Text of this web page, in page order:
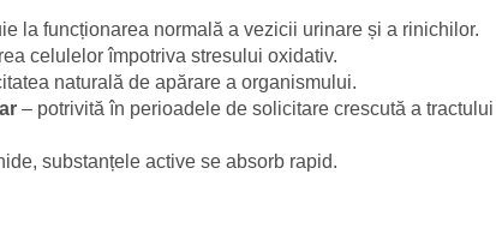
la funcționarea normală a vezicii urinare și a rinichilor.
celulelor împotriva stresului oxidativ.
naturală de apărare a organismului.
– potrivită în perioadele de solicitare crescută a tractului
substanțele active se absorb rapid.